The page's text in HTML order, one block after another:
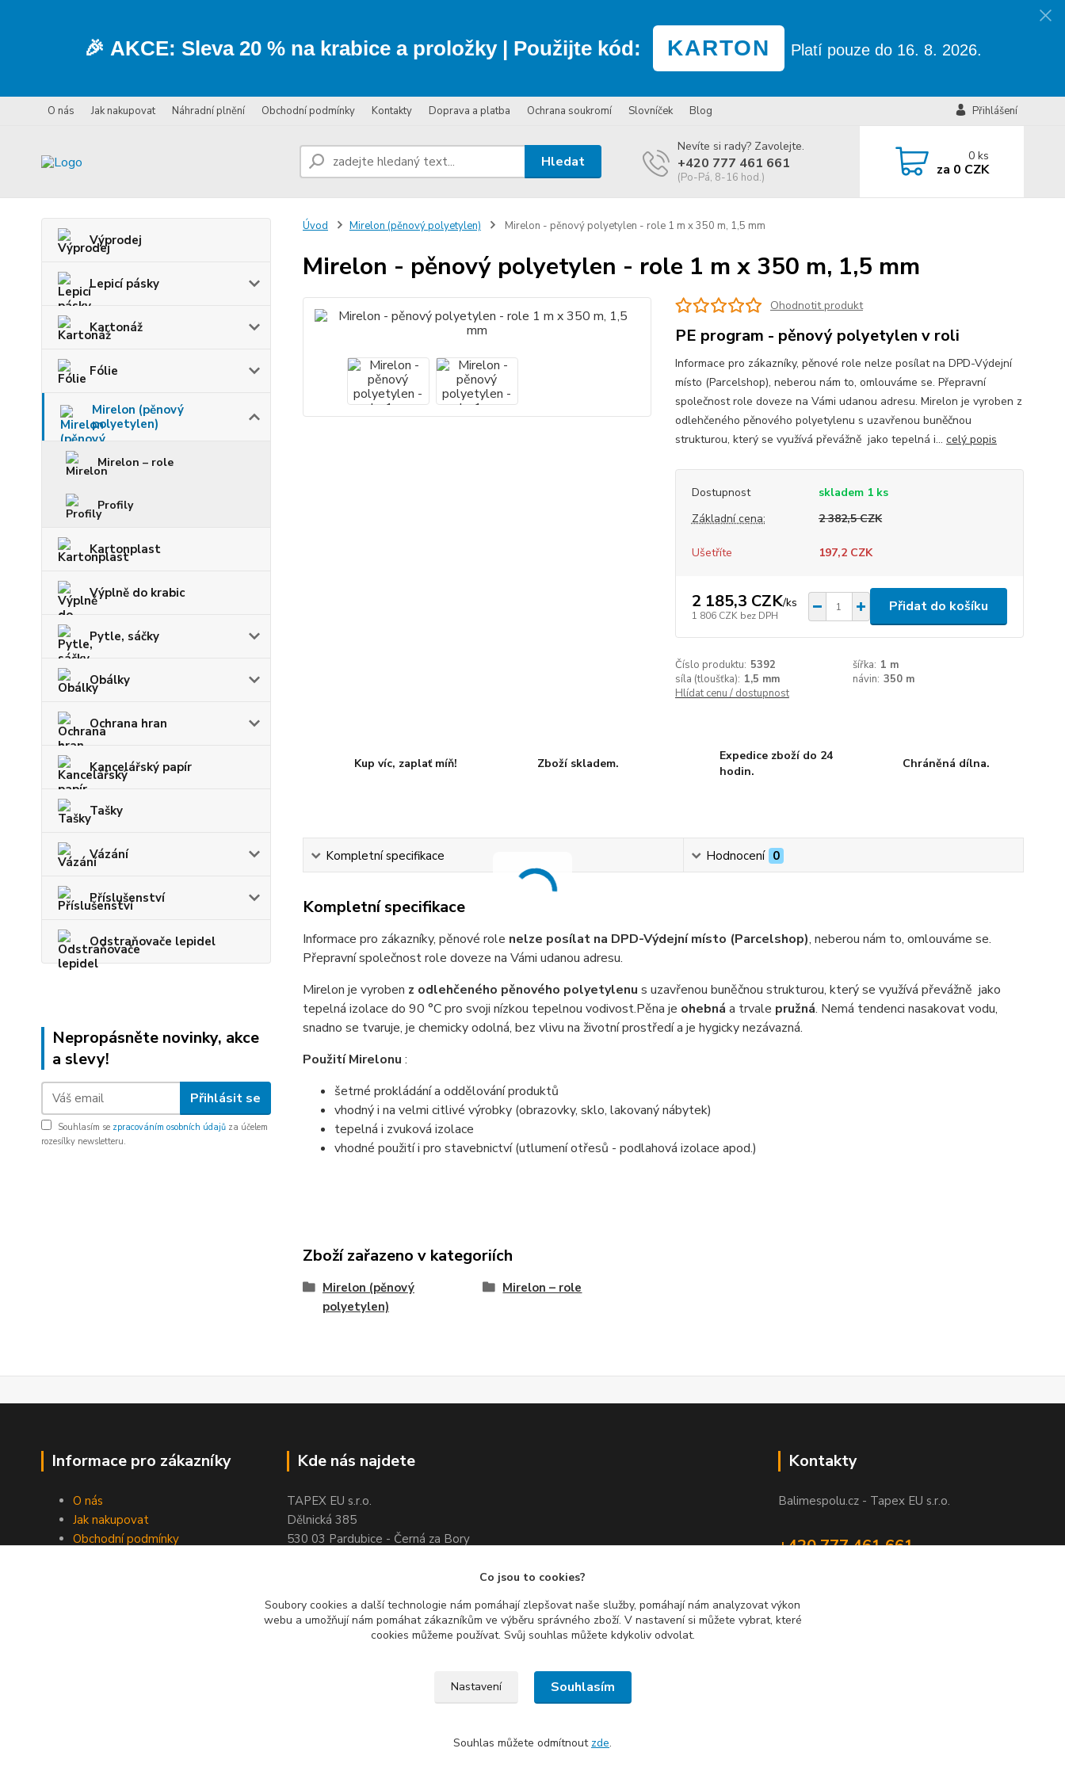
🎉 AKCE: Sleva 20 % na krabice a proložky| Použijte kód: KARTON Platí pouze do 16. 8. 2026.
O nás Jak nakupovat Náhradní plnění Obchodní podmínky Kontakty Doprava a platba Ochrana soukromí Slovníček Blog Přihlášení
Hledat
Nevíte si rady? Zavolejte.
+420 777 461 661
(Po-Pá, 8-16 hod.)
0 ks
za 0 CZK
Výprodej
Lepicí pásky
Kartonáž
Fólie
Mirelon (pěnový
polyetylen)
Mirelon – role
Profily
Kartonplast
Výplně do krabic
Pytle, sáčky
Obálky
Ochrana hran
Kancelářský papír
Tašky
Vázání
Příslušenství
Odstraňovače lepidel
Nepropásněte novinky, akce
a slevy!
Přihlásit se
Souhlasím se zpracováním osobních údajů za účelem
rozesílky newsletteru.
Úvod Mirelon (pěnový polyetylen) Mirelon - pěnový polyetylen - role 1 m x 350 m, 1,5 mm
Mirelon - pěnový polyetylen - role 1 m x 350 m, 1,5 mm
Ohodnotit produkt
PE program - pěnový polyetylen v roli
Informace pro zákazníky, pěnové role nelze posílat na DPD-Výdejní
místo (Parcelshop), neberou nám to, omlouváme se. Přepravní
společnost role doveze na Vámi udanou adresu. Mirelon je vyroben z
odlehčeného pěnového polyetylenu s uzavřenou buněčnou
strukturou, který se využívá převážně jako tepelná i... celý popis
Dostupnost
skladem 1 ks
Základní cena:
2 382,5 CZK
Ušetříte 197,2 CZK
2 185,3 CZK/ks
1 806 CZK bez DPH
Přidat do košíku
Číslo produktu: 5392 šířka: 1 m
síla (tloušťka): 1,5 mm návin: 350 m
Hlídat cenu / dostupnost
Kup víc, zaplať míň! Zboží skladem.
Expedice zboží do 24
hodin.
Chráněná dílna.
Kompletní specifikace Hodnocení 0
Kompletní specifikace
Informace pro zákazníky, pěnové role nelze posílat na DPD-Výdejní místo (Parcelshop), neberou nám to, omlouváme se.
Přepravní společnost role doveze na Vámi udanou adresu.
Mirelon je vyroben z odlehčeného pěnového polyetylenu s uzavřenou buněčnou strukturou, který se využívá převážně jako
tepelná izolace do 90 °C pro svoji nízkou tepelnou vodivost.Pěna je ohebná a trvale pružná. Nemá tendenci nasakovat vodu,
snadno se tvaruje, je chemicky odolná, bez vlivu na životní prostředí a je hygicky nezávazná.
Použití Mirelonu :
šetrné prokládání a oddělování produktů
vhodný i na velmi citlivé výrobky (obrazovky, sklo, lakovaný nábytek)
tepelná i zvuková izolace
vhodné použití i pro stavebnictví (utlumení otřesů - podlahová izolace apod.)
Zboží zařazeno v kategoriích
Mirelon (pěnový
polyetylen)
Mirelon – role
Informace pro zákazníky
O nás
Jak nakupovat
Obchodní podmínky
Kde nás najdete
TAPEX EU s.r.o.
Dělnická 385
530 03 Pardubice - Černá za Bory
Kontakty
Balimespolu.cz - Tapex EU s.r.o.
+420 777 461 661
Co jsou to cookies?
Soubory cookies a další technologie nám pomáhají zlepšovat naše služby, pomáhají nám analyzovat výkon
webu a umožňují nám pomáhat zákazníkům ve výběru správného zboží. V nastavení si můžete vybrat, které
cookies můžeme používat. Svůj souhlas můžete kdykoliv odvolat.
Nastavení Souhlasím
Souhlas můžete odmítnout zde.